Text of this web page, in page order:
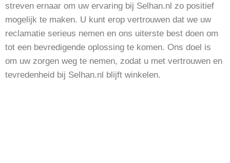
streven ernaar om uw ervaring bij Selhan.nl zo positief
mogelijk te maken. U kunt erop vertrouwen dat we uw
reclamatie serieus nemen en ons uiterste best doen om
tot een bevredigende oplossing te komen. Ons doel is
om uw zorgen weg te nemen, zodat u met vertrouwen en
tevredenheid bij Selhan.nl blijft winkelen.